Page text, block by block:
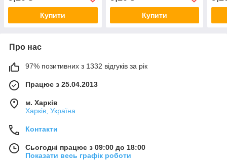
Купити Купити
Про нас
97% позитивних з 1332 відгуків за рік
Працює з 25.04.2013
м. Харків
Харків, Україна
Контакти
Сьогодні працює з 09:00 до 18:00
Показати весь графік роботи